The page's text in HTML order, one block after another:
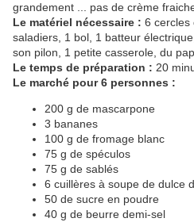
grandement ... pas de crème
Le matériel nécessaire : 6 cercles
saladiers, 1 bol, 1 batteur
son pilon, 1 petite casserole, du
Le temps de préparation : 20
Le marché pour 6 personnes :
200 g de mascarpone
3 bananes
100 g de fromage blanc
75 g de spéculos
75 g de sablés
6 cuillères à soupe de dulce
50 de sucre en poudre
40 g de beurre demi-sel